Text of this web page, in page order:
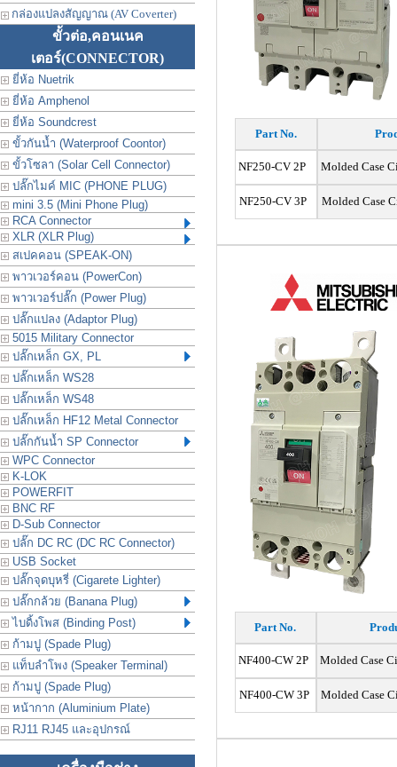
กล่องแปลงสัญญาณ (AV Coverter)
ขั้วต่อ,คอนเนค
เตอร์(CONNECTOR)
ยี่ห้อ Nuetrik
ยี่ห้อ Amphenol
ยี่ห้อ Soundcrest
ขั้วกันน้ำ (Waterproof Coontor)
ขั้วโซลา (Solar Cell Connector)
ปลั๊กไมค์ MIC (PHONE PLUG)
mini 3.5 (Mini Phone Plug)
RCA Connector
XLR (XLR Plug)
สเปคคอน (SPEAK-ON)
พาวเวอร์คอน (PowerCon)
พาวเวอร์ปลั๊ก (Power Plug)
ปลั๊กแปลง (Adaptor Plug)
5015 Military Connector
ปลั๊กเหล็ก GX, PL
ปลั๊กเหล็ก WS28
ปลั๊กเหล็ก WS48
ปลั๊กเหล็ก HF12 Metal Connector
ปลั๊กกันน้ำ SP Connector
WPC Connector
K-LOK
POWERFIT
BNC RF
D-Sub Connector
ปลั๊ก DC RC (DC RC Connector)
USB Socket
ปลั๊กจุดบุหรี่ (Cigarete Lighter)
ปลั๊กกล้วย (Banana Plug)
ไบดิ้งโพส (Binding Post)
ก้ามปู (Spade Plug)
แท็บลำโพง (Speaker Terminal)
ก้ามปู (Spade Plug)
หน้ากาก (Aluminium Plate)
RJ11 RJ45 และอุปกรณ์
Part No.
NF250-CV 2P Molded Case
NF250-CV 3P Molded Case
Part No.
NF400-CW 2P Molded Case
NF400-CW 3P Molded Case